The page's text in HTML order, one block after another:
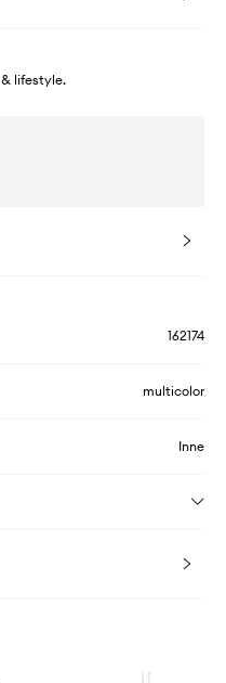
lifestyle.
162174
multicolor
Inne